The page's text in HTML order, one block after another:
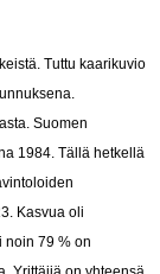
Tuttu kaarikuvio
Suomen
1984. Tällä hetkellä
Kasvua oli
noin 79 % on